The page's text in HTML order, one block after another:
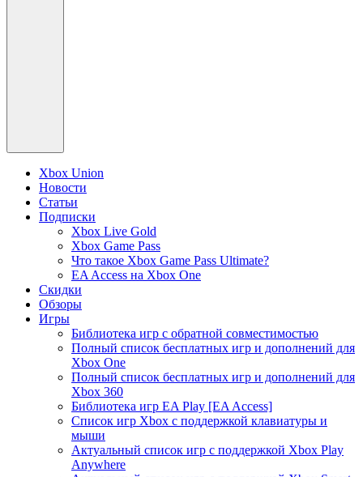
Xbox Union
Новости
Статьи
Подписки
Xbox Live Gold
Xbox Game Pass
Что такое Xbox Game Pass Ultimate?
EA Access на Xbox One
Скидки
Обзоры
Игры
Библиотека игр с обратной совместимостью
Полный список бесплатных игр и дополнений для
Xbox One
Полный список бесплатных игр и дополнений для
Xbox 360
Библиотека игр EA Play [EA Access]
Список игр Xbox c поддержкой клавиатуры и
мыши
Актуальный список игр с поддержкой Xbox Play
Anywhere